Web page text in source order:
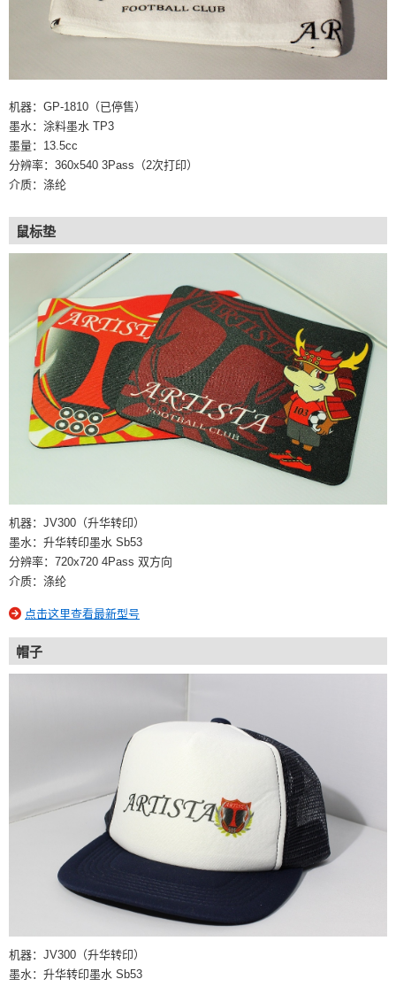
机器：GP-1810（已停售）
墨水：涂料墨水 TP3
墨量：13.5cc
分辨率：360x540 3Pass（2次打印）
介质：涤纶
鼠标垫
机器：JV300（升华转印）
墨水：升华转印墨水 Sb53
分辨率：720x720 4Pass 双方向
介质：涤纶
点击这里查看最新型号
帽子
机器：JV300（升华转印）
墨水：升华转印墨水 Sb53